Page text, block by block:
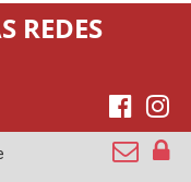
REDES